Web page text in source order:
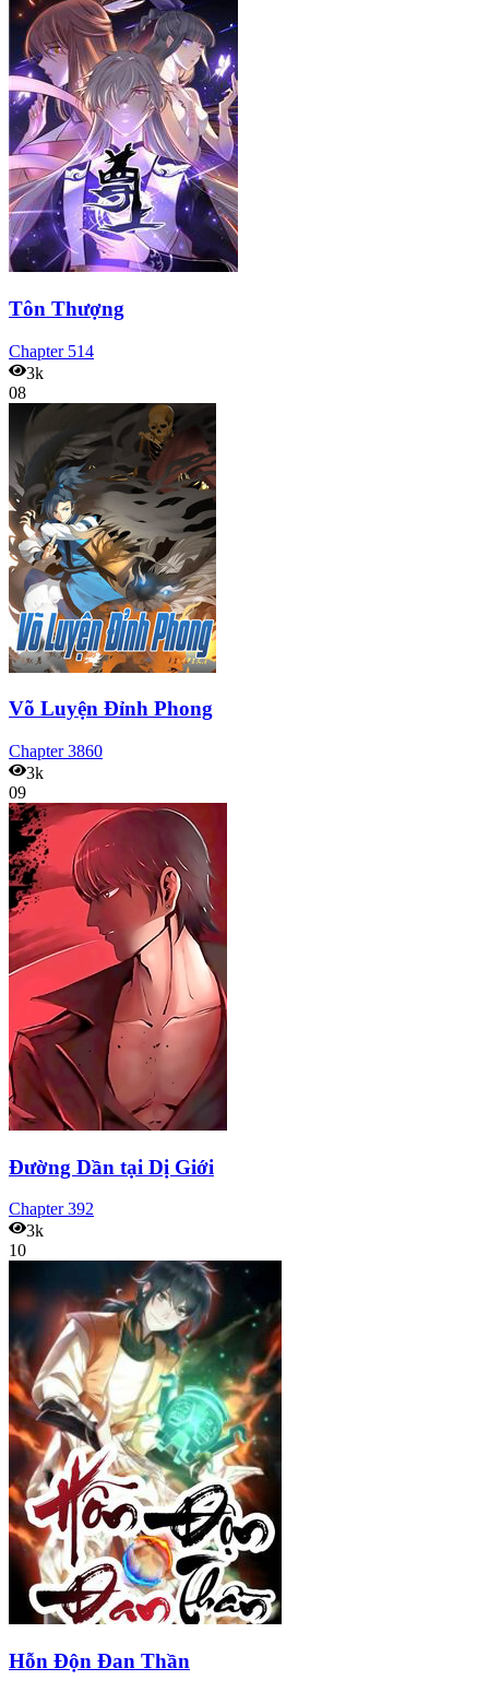
Tôn Thượng
Chapter 514
3k
08
Võ Luyện Đỉnh Phong
Chapter3860
3k
09
Đường Dần tại Dị Giới
Chapter392
3k
10
Hỗn Độn Đan Thần